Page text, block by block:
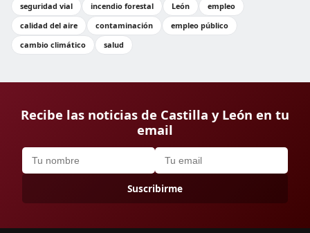
seguridad vial
incendio forestal León
empleo
calidad del aire
contaminación
empleo público
cambio climático
salud
Recibe las noticias de Castilla y León en tu
email
Suscribirme